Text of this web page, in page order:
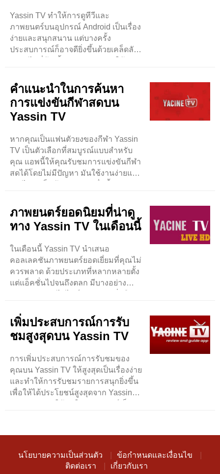
Yassin TV ทำให้การดูทีวีและ
ภาพยนตร์บนอุปกรณ์ Android เป็นเรื่อง
ง่ายและสนุกสนาน แต่บางครั้ง
ประสบการณ์ก็อาจดียิ่งขึ้นด้วยเคล็ดลับ
คุณมีสัญญาณแรงเสมอ ..
คำแนะนำในการค้นหา
การแข่งขันกีฬาสดบน
Yassin TV
หากคุณเป็นแฟนตัวยงของกีฬา Yassin
TV เป็นตัวเลือกที่สมบูรณ์แบบสำหรับ
คุณ แอพนี้ให้คุณรับชมการแข่งขันกีฬา
สดได้โดยไม่มีปัญหา มันใช้งานง่ายและ
ภาพยนตร์ยอดนิยมที่น่าดู
ทาง Yassin TV ในเดือนนี้
ในเดือนนี้ Yassin TV นำเสนอ
คอลเลคชันภาพยนตร์ยอดเยี่ยมที่คุณไม่
ควรพลาด ด้วยประเภทที่หลากหลายตั้ง
แต่แอ็คชั่นไปจนถึงตลก มีบางอย่าง
ทุกคนพูดถึง ..
เพิ่มประสบการณ์การรับ
ชมสูงสุดบน Yassin TV
การเพิ่มประสบการณ์การรับชมของ
คุณบน Yassin TV ให้สูงสุดเป็นเรื่องง่าย
และทำให้การรับชมรายการสนุกยิ่งขึ้น
เพื่อให้ได้ประโยชน์สูงสุดจาก Yassin
นโยบายความเป็นส่วนตัว
ข้อกำหนดและเงื่อนไข
ติดต่อเรา
เกี่ยวกับเรา